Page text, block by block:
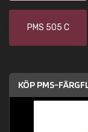
PMS 505 C
KÖP PMS-